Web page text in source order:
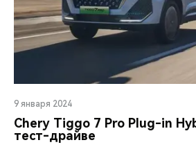
9 января 2024
Chery Тiggo 7 Pro Plug-in
тест-драйве